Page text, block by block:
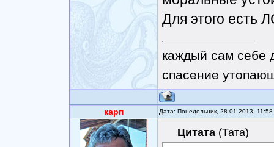
Для этого есть
каждый сам себе
спасение
карп Дата: Понедельник, 28.01.2013,
Цитата (Тата)